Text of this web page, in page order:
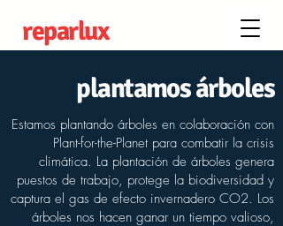
reparlux
plantamos árboles
Estamos plantando árboles en colaboración con
Plant-for-the-Planet para combatir la crisis
climática. La plantación de árboles genera
puestos de trabajo, protege la biodiversidad y
captura el gas de efecto invernadero CO2. Los
árboles nos hacen ganar un tiempo valioso,